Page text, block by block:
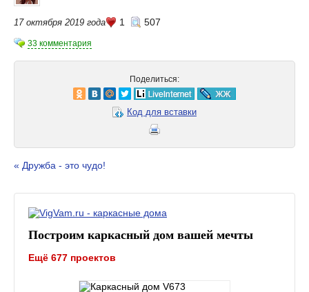
17 октября 2019 года 1 507
33 комментария
Поделиться:
Код для вставки
« Дружба - это чудо!
Построим каркасный дом вашей мечты
Ещё 677 проектов